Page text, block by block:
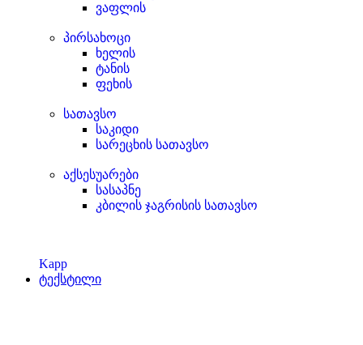
ვაფლის
პირსახოცი
ხელის
ტანის
ფეხის
სათავსო
საკიდი
სარეცხის სათავსო
აქსესუარები
სასაპნე
კბილის ჯაგრისის სათავსო
Kapp
ტექსტილი